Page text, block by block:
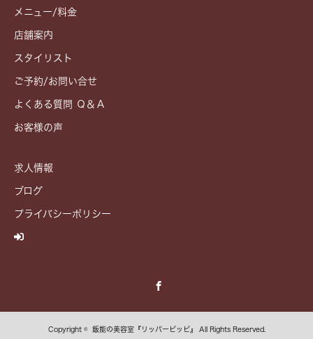
メニュー/料金
店舗案内
スタイリスト
ご予約/お問い合せ
よくある質問 Ｑ＆Ａ
お客様の声
求人情報
ブログ
プライバシーポリシー
Copyright © 飯能の美容室『リッパーピッピ』 All Rights Reserved.